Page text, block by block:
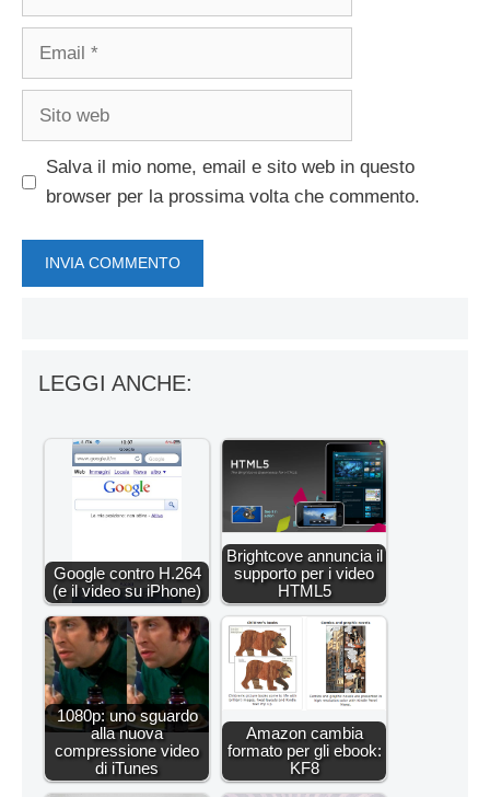
Email
Sito
Salva il mio nome, email e sito web in questo
browser per la prossima volta che commento.
LEGGI ANCHE:
Google contro H.264
(e il video su iPhone)
Brightcove annuncia il
supporto per i video
HTML5
1080p: uno sguardo
alla nuova
compressione video
di iTunes
Amazon cambia
formato per gli ebook:
KF8